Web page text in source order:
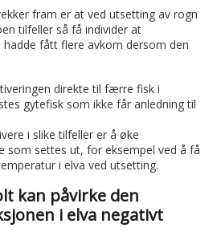
fram er at ved utsetting av rogn
tilfeller så få individer at
hadde fått flere avkom dersom den
direkte til færre fisk i
gytefisk som ikke får anledning til
i slike tilfeller er å øke
som settes ut, for eksempel ved å få
i elva ved utsetting.
kan påvirke den
i elva negativt